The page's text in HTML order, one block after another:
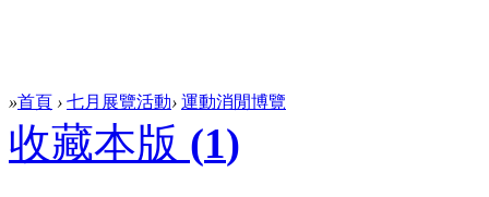
»首頁 › 七月展覽活動› 運動消閒博覽
收藏本版 (1)